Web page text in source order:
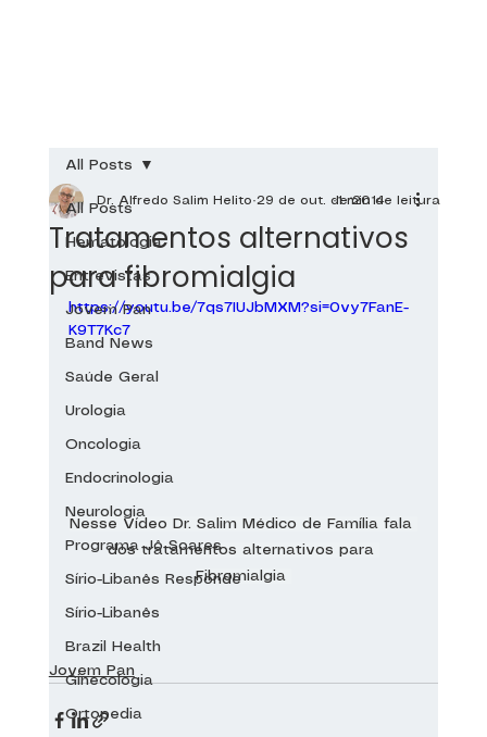
All Posts
Hematologia
Entrevistas
Jovem Pan
Band News
Saúde Geral
Urologia
Oncologia
Endocrinologia
Neurologia
Programa Jô Soares
Sírio-Libanês Responde
Sírio-Libanês
Brazil Health
Ginecologia
Ortopedia
All Posts
Tratamentos alternativos
para fibromialgia
Dr. Alfredo Salim Helito 29 de out. de 20141 min de leitura
https://youtu.be/7qs7IUJbMXM?si=0vy7FanE-
K9T7Kc7
Nesse Vídeo Dr. Salim Médico de Família fala
dos tratamentos alternativos para
Fibromialgia
Jovem Pan